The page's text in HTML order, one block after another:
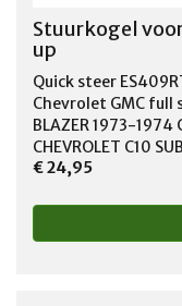
Stuurkogel
up
Quick steer
Chevrolet GMC full
BLAZER 1973-1974
CHEVROLET C10
PICKUP 1971-1986
1986 CHEVROLET
1973-1982
1971-1982
€ 24,95